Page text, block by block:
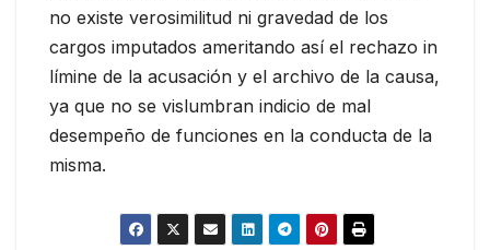
no existe verosimilitud ni gravedad de los
cargos imputados ameritando así el rechazo in
límine de la acusación y el archivo de la causa,
ya que no se vislumbran indicio de mal
desempeño de funciones en la conducta de la
misma.